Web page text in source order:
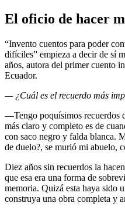
El oficio de hacer
“Invento cuentos para poder
difíciles” empieza a decir de sí
años, autora del primer cuento
Ecuador.
— ¿Cuál es el recuerdo más
—Tengo poquísimos recuerdos
más claro y completo es de
con saco negro y falda blanca.
de duelo?, se murió mi abuelo,
Diez años sin recuerdos la
que esa era una forma de
memoria. Quizá esta haya sido
construya una obra completa y